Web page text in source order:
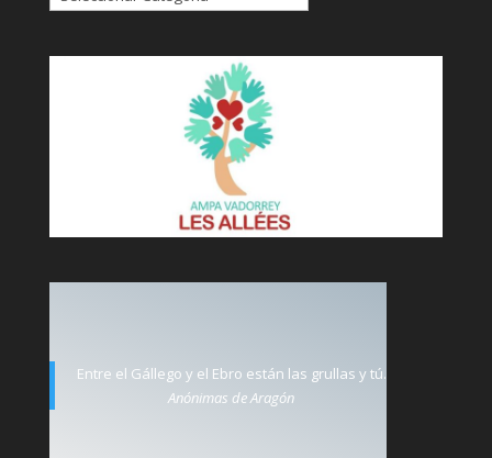
Entre el Gállego y el Ebro están las grullas y tú.
Anónimas de Aragón